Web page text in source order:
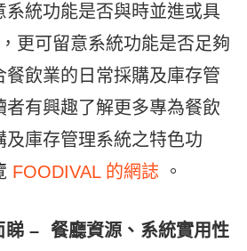
系統功能是否與時並進或具
更可留意系統功能是否足夠
餐飲業的日常採購及庫存管
者有興趣了解更多專為餐飲
及庫存管理系統之特色功
FOODIVAL 的網誌 。
睇 – 餐廳資源、系統實用性